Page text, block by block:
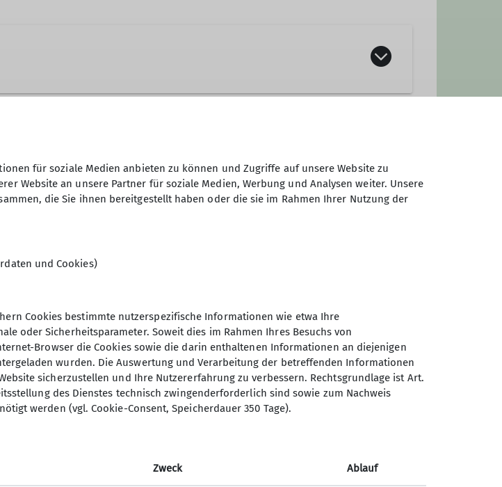
Sektion Nahegau des
Deutschen Alpenvereins e.V.
Telefon +4915123379397
für soziale Medien anbieten zu können und Zugriffe auf unsere Website zu
Website an unsere Partner für soziale Medien, Werbung und Analysen weiter. Unsere
die Sie ihnen bereitgestellt haben oder die sie im Rahmen Ihrer Nutzung der
und Cookies)
Cookies bestimmte nutzerspezifische Informationen wie etwa Ihre
oder Sicherheitsparameter. Soweit dies im Rahmen Ihres Besuchs von
Browser die Cookies sowie die darin enthaltenen Informationen an diejenigen
wurden. Die Auswertung und Verarbeitung der betreffenden Informationen
sicherzustellen und Ihre Nutzererfahrung zu verbessern. Rechtsgrundlage ist Art.
des Dienstes technisch zwingenderforderlich sind sowie zum Nachweis
werden (vgl. Cookie-Consent, Speicherdauer 350 Tage).
Zweck Ablauf